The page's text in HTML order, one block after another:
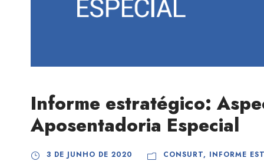
Informe estratégico:
Aposentadoria Especial
3 DE JUNHO DE 2020 CONSURT, INFORME